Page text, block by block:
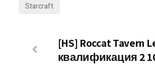
Starcraft
[HS] Roccat Tavern
квалификация 2